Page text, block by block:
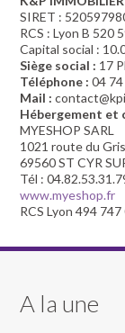
SIRET :
RCS : Lyon B 520
Capital social :
Siège social : 17
Téléphone : 04
Mail :
Hébergement et
MYESHOP SARL
1021 route du
69560 ST CYR
Tél :
www.myeshop.fr
RCS Lyon 494 747
A la une